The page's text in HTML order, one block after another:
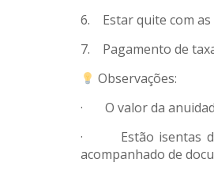
6. Estar quite com as
7. Pagamento de
Observações:
· O valor da
· Estão isentas de
acompanhado de